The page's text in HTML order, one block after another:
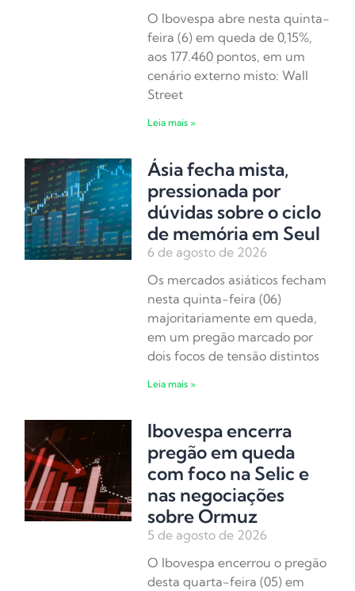
O Ibovespa abre nesta quinta-
feira (6) em queda de 0,15%,
aos 177.460 pontos, em um
cenário externo misto: Wall
Street
Leia mais »
Ásia fecha mista,
pressionada por
dúvidas sobre o ciclo
de memória em Seul
6 de agosto de 2026
Os mercados asiáticos fecham
nesta quinta-feira (06)
majoritariamente em queda,
em um pregão marcado por
dois focos de tensão distintos
Leia mais »
Ibovespa encerra
pregão em queda
com foco na Selic e
nas negociações
sobre Ormuz
5 de agosto de 2026
O Ibovespa encerrou o pregão
desta quarta-feira (05) em